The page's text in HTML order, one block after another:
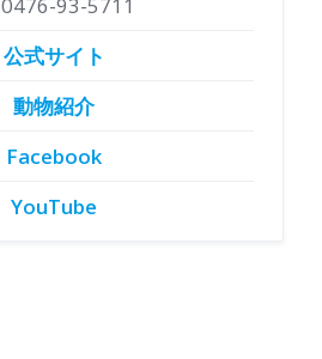
0476-93-5711
公式サイト
動物紹介
Facebook
YouTube